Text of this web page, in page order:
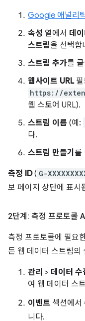
Google 애널리
속성 열에서 데
스트림 을 선택합
스트림 추가를
웹사이트 URL필
https://
웹 스토어 URL).
스트림 이름 (예:
다.
스트림 만들기 를
측정 ID( G-
보 페이지 상단에 표시
2단계: 측정 프로토콜
측정 프로토콜에 필요
든 웹 데이터 스트림의
관리 > 데이터 수
여 웹 데이터 스
이벤트 섹션에서
니다.